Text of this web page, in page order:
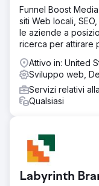
Funnel Boost
siti Web locali,
le aziende a
ricerca per attirare
Attivo in: United
Sviluppo web,
Servizi relativi
Qualsiasi
Labyrinth